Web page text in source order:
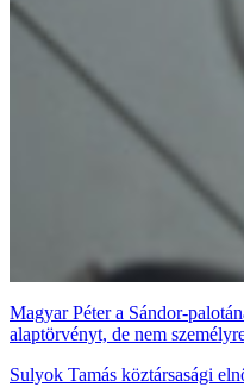
Magyar Péter a Sándor-
alaptörvényt, de nem
Sulyok Tamás köztársasági